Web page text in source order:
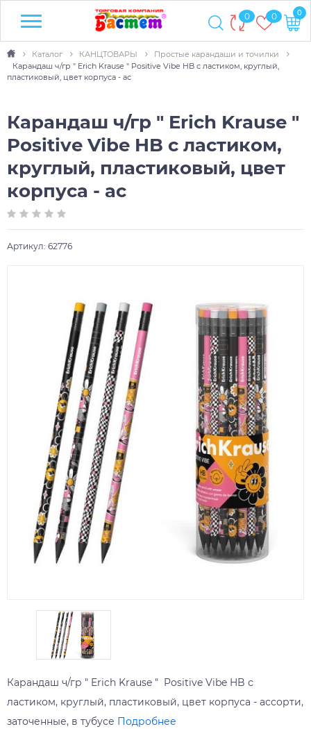
0 0 0
Каталог КАНЦТОВАРЫ
Простые карандаши и точилки
Карандаш ч/гр " Erich Krause " Positive Vibe HB с ластиком, круглый,
пластиковый, цвет корпуса - ас
Карандаш ч/гр " Erich Krause "
Positive Vibe HB с ластиком,
круглый, пластиковый, цвет
корпуса - ас
Артикул: 62776
Карандаш ч/гр " Erich Krause " Positive Vibe HB с
ластиком, круглый, пластиковый, цвет корпуса - ассорти,
заточенные, в тубусе Подробнее